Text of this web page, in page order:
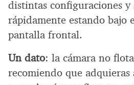
distintas configuraciones y
rápidamente estando bajo
pantalla frontal.
Un dato: la cámara no
recomiendo que